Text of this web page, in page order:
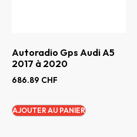
Autoradio Gps Audi A5
2017 à 2020
686.89 CHF
AJOUTER AU PANIER